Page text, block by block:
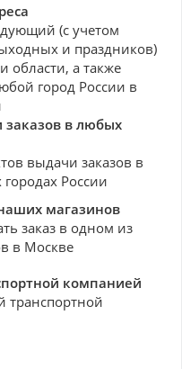
(с учетом
и праздников)
области, а также
город России в
в любых
выдачи заказов в
России
магазинов
заказ в одном из
в Москве
компанией
транспортной